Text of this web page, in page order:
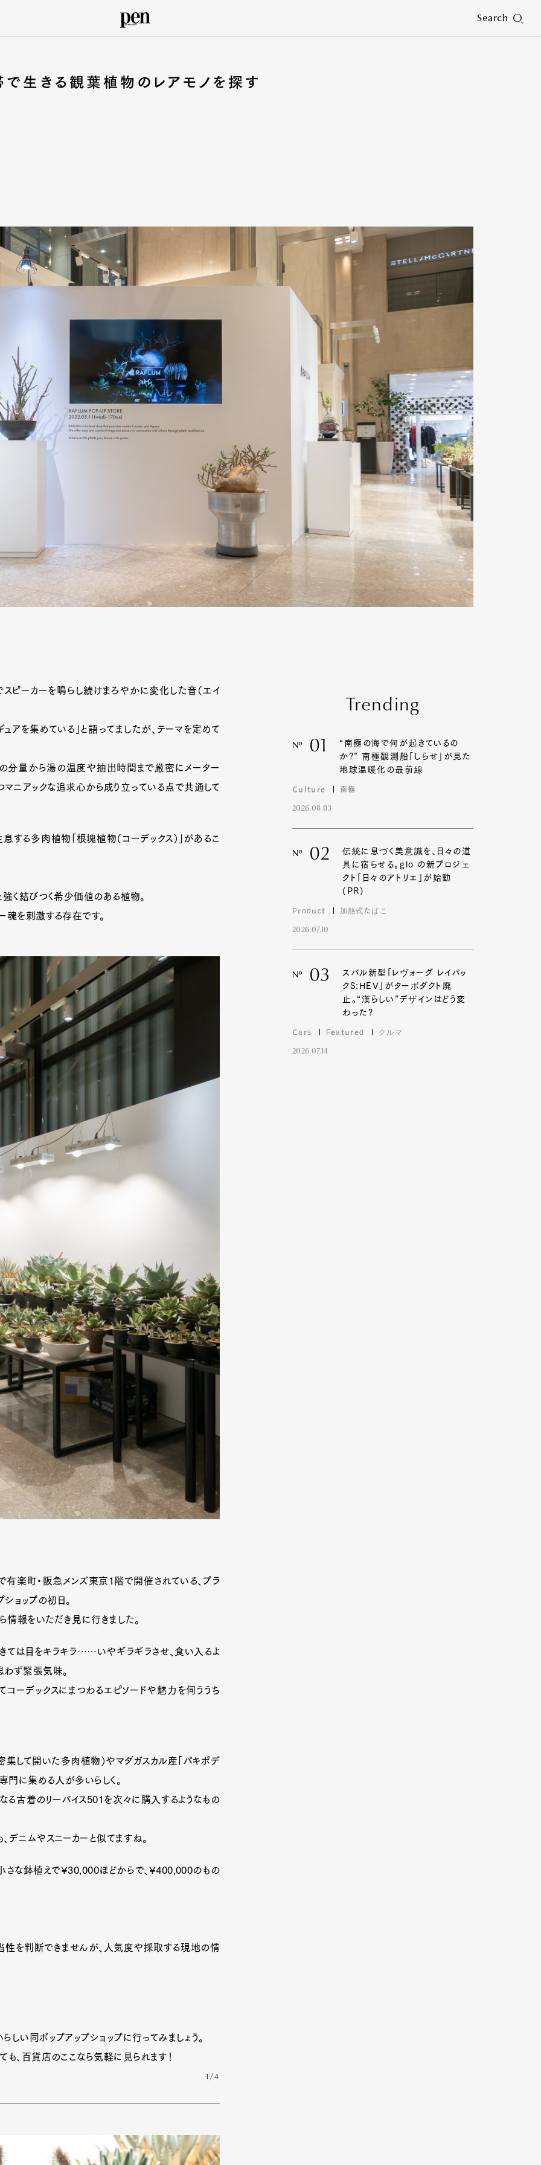
Search
Art&Design Watch
Fashion
Cars Product
Culture
Lifestyle
Magazine Official Columnist
Pen international Pen tw
生きる観葉植物のレアモノを探す
スピーカーを鳴らし続けまろやかに変化した音（エイ
アを集めている」と語ってましたが、テーマを定めて
の分量から湯の温度や抽出時間まで厳密にメーター
マニアックな追求心から成り立っている点で共通して
る多肉植物「根塊植物（コーデックス）」があるこ
く結びつく希少価値のある植物。
魂を刺激する存在です。
有楽町・阪急メンズ東京1階で開催されている、プラ
ショップの初日。
情報をいただき見に行きました。
ては目をキラキラ……いやギラギラさせ、食い入るよ
わず緊張気味。
ーデックスにまつわるエピソードや魅力を伺ううち
集して開いた多肉植物）やマダガスカル産「パキポデ
門に集める人が多いらしく。
る古着のリーバイス501を次々に購入するようなもの
デニムやスニーカーと似てますね。
さな鉢植えで¥30,000ほどからで、¥400,000のもの
性を判断できませんが、人気度や採取する現地の情
い同ポップアップショップに行ってみましょう。
、百貨店のここなら気軽に見られます！
1/4
Trending
Nº 01
“南極の海で何が起きているの
か?” 南極観測船「しらせ」が見た
地球温暖化の最前線
Culture 南極
2026.08.03
Nº 02
伝統に息づく美意識を、日々の道
具に宿らせる。glo の新プロジェ
クト「日々のアトリエ」が始動
(PR)
Product 加熱式たばこ
2026.07.10
Nº 03
スバル新型「レヴォーグ レイバッ
クS:HEV」がターボダクト廃
止。“漢らしい”デザインはどう変
わった?
Cars Featured クルマ
2026.07.14